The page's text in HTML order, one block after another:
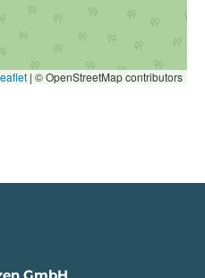
| © OpenStreetMap contributors